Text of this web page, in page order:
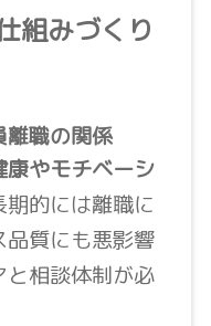
組みづくり
職の関係
康やモチベーシ
的には離職に
質にも悪影響
相談体制が必